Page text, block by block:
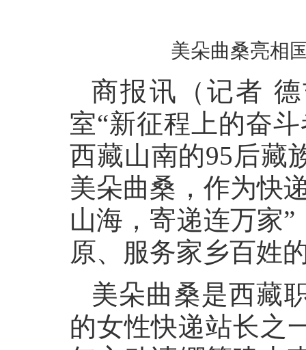
美朵曲桑亮相
商报讯（记者
室“新征程上的奋
西藏山南的95后藏
美朵曲桑，作为快
山海，寄递连万家
原、服务家乡百姓
美朵曲桑是西藏
的女性快递站长之